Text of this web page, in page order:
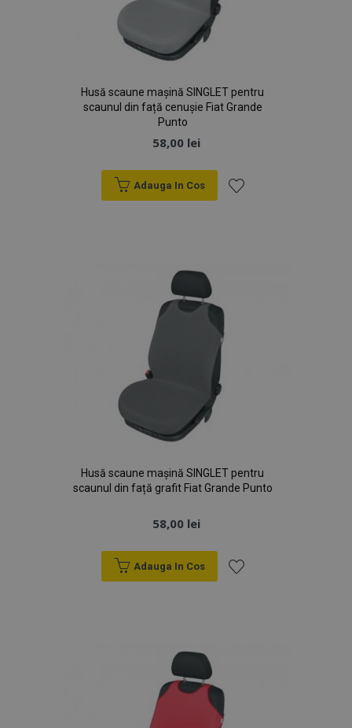
Husă scaune mașină SINGLET pentru
scaunul din față cenușie Fiat Grande
Punto
58,00 lei
Adauga In Cos
Husă scaune mașină SINGLET pentru
scaunul din față grafit Fiat Grande Punto
58,00 lei
Adauga In Cos